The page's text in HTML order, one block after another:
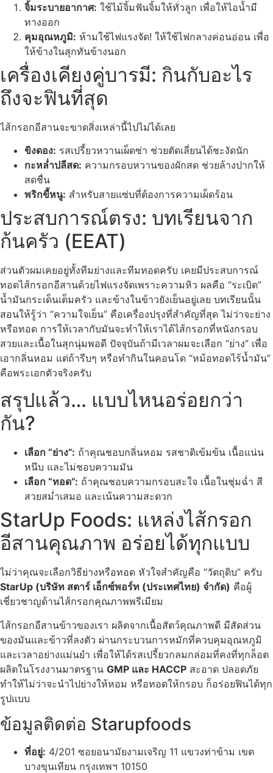
จิ้มระบายอากาศ: ใช้ไม้จิ้มฟันจิ้มให้ทั่วลูก เพื่อให้ไอน้ำมี
ทางออก
คุมอุณหภูมิ: ห้ามใช้ไฟแรงจัด! ให้ใช้ไฟกลางค่อนอ่อน เพื่อ
ให้ข้างในสุกทันข้างนอก
เครื่องเคียงคู่บารมี: กินกับอะไร
ถึงจะฟินที่สุด
ไส้กรอกอีสานจะขาดสิ่งเหล่านี้ไปไม่ได้เลย
ขิงดอง: รสเปรี้ยวหวานเผ็ดซ่า ช่วยตัดเลี่ยนได้ชะงัดนัก
กะหล่ำปลีสด: ความกรอบหวานของผักสด ช่วยล้างปากให้
สดชื่น
พริกขี้หนู: สำหรับสายแซ่บที่ต้องการความเผ็ดร้อน
ประสบการณ์ตรง: บทเรียนจาก
ก้นครัว (EEAT)
ส่วนตัวผมเคยอยู่ทั้งทีมย่างและทีมทอดครับ เคยมีประสบการณ์
ทอดไส้กรอกอีสานด้วยไฟแรงจัดเพราะความหิว ผลคือ “ระเบิด”
น้ำมันกระเด็นเต็มครัว และข้างในข้าวยังเย็นอยู่เลย บทเรียนนั้น
สอนให้รู้ว่า “ความใจเย็น” คือเครื่องปรุงที่สำคัญที่สุด ไม่ว่าจะย่าง
หรือทอด การให้เวลากับมันจะทำให้เราได้ไส้กรอกที่หนังกรอบ
สวยและเนื้อในสุกนุ่มพอดี ปัจจุบันถ้ามีเวลาผมจะเลือก “ย่าง” เพื่อ
เอากลิ่นหอม แต่ถ้ารีบๆ หรือทำกินในคอนโด “หม้อทอดไร้น้ำมัน”
คือพระเอกตัวจริงครับ
สรุปแล้ว… แบบไหนอร่อยกว่า
กัน?
เลือก “ย่าง”: ถ้าคุณชอบกลิ่นหอม รสชาติเข้มข้น เนื้อแน่น
หนึบ และไม่ชอบความมัน
เลือก “ทอด”: ถ้าคุณชอบความกรอบสะใจ เนื้อในชุ่มฉ่ำ สี
สวยสม่ำเสมอ และเน้นความสะดวก
StarUp Foods: แหล่งไส้กรอก
อีสานคุณภาพ อร่อยได้ทุกแบบ
ไม่ว่าคุณจะเลือกวิธีย่างหรือทอด หัวใจสำคัญคือ “วัตถุดิบ” ครับ
StarUp (บริษัท สตาร์ เอ็กซ์พอร์ท (ประเทศไทย) จำกัด) คือผู้
เชี่ยวชาญด้านไส้กรอกคุณภาพพรีเมียม
ไส้กรอกอีสานข้าวของเรา ผลิตจากเนื้อสัตว์คุณภาพดี มีสัดส่วน
ของมันและข้าวที่ลงตัว ผ่านกระบวนการหมักที่ควบคุมอุณหภูมิ
และเวลาอย่างแม่นยำ เพื่อให้ได้รสเปรี้ยวกลมกล่อมที่คงที่ทุกล็อต
ผลิตในโรงงานมาตรฐาน GMP และ HACCP สะอาด ปลอดภัย
ทำให้ไม่ว่าจะนำไปย่างให้หอม หรือทอดให้กรอบ ก็อร่อยฟินได้ทุก
รูปแบบ
ข้อมูลติดต่อ Starupfoods
ที่อยู่: 4/201 ซอยอนามัยงามเจริญ 11 แขวงท่าข้าม เขต
บางขุนเทียน กรุงเทพฯ 10150